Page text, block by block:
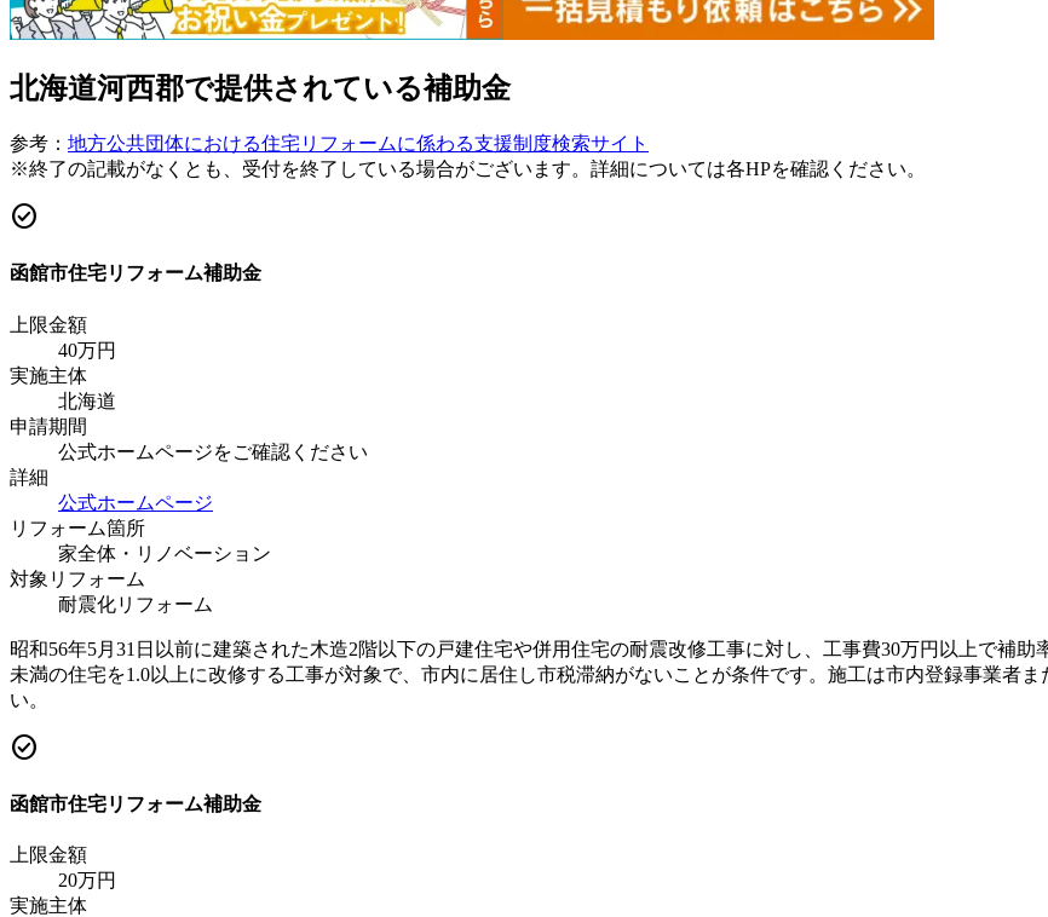
北海道河西郡で提供されている補助金
参考： 地方公共団体における住宅リフォームに係わる支援制度検索サイト
※終了の記載がなくとも、受付を終了している場合がございます。詳細については各HPを確認ください。
check_circle
函館市住宅リフォーム補助金
上限金額
40万円
実施主体
北海道
申請期間
公式ホームページをご確認ください
詳細
公式ホームページ
リフォーム箇所
家全体・リノベーション
対象リフォーム
耐震化リフォーム
昭和56年5月31日以前に建築された木造2階以下の戸建住宅や併用住宅の耐震改修工事に対し、工事費30万円以上で補
未満の住宅を1.0以上に改修する工事が対象で、市内に居住し市税滞納がないことが条件です。施工は市内登録事業者
い。
check_circle
函館市住宅リフォーム補助金
上限金額
20万円
実施主体